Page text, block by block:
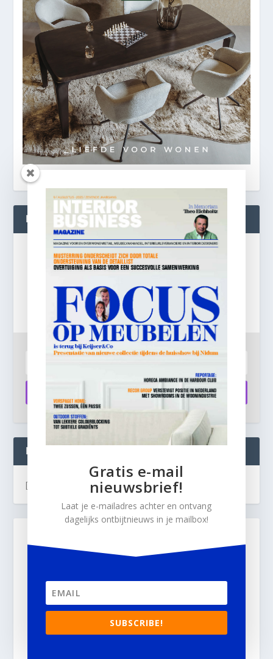
BLIJF OP DE HOOGTE!
Gratis
e-mail nieuwsbrief!
Laat je e-mailadres achter en ontvang dagelijks
ontbijtnieuws in je mailbox.
Aanmelden
INTERIOR BUSINESS LIVE:
[instagram-feed]
Gratis e-mail
nieuwsbrief!
Laat je e-mailadres achter en ontvang
dagelijks ontbijtnieuws in je mailbox!
SUBSCRIBE!